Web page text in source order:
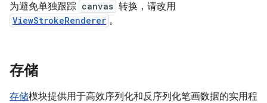
为避免单独跟踪 canvas 转换，请改用
ViewStrokeRenderer 。
存储
存储模块提供用于高效序列化和反序列化笔画数据的实用程